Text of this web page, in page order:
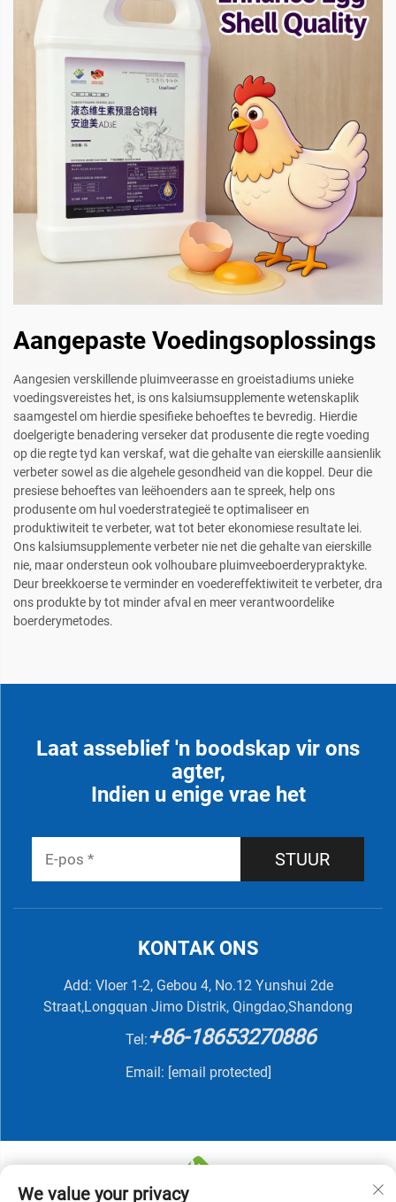
Aangepaste Voedingsoplossings
Aangesien verskillende pluimveerasse en groeistadiums unieke
voedingsvereistes het, is ons kalsiumsupplemente wetenskaplik
saamgestel om hierdie spesifieke behoeftes te bevredig. Hierdie
doelgerigte benadering verseker dat produsente die regte voeding
op die regte tyd kan verskaf, wat die gehalte van eierskille aansienlik
verbeter sowel as die algehele gesondheid van die koppel. Deur die
presiese behoeftes van leëhoenders aan te spreek, help ons
produsente om hul voederstrategieë te optimaliseer en
produktiwiteit te verbeter, wat tot beter ekonomiese resultate lei.
Ons kalsiumsupplemente verbeter nie net die gehalte van eierskille
nie, maar ondersteun ook volhoubare pluimveeboerderypraktyke.
Deur breekkoerse te verminder en voedereffektiwiteit te verbeter, dra
ons produkte by tot minder afval en meer verantwoordelike
boerderymetodes.
Laat asseblief 'n boodskap vir ons
agter,
Indien u enige vrae het
STUUR
KONTAK ONS
Add: Vloer 1-2, Gebou 4, No.12 Yunshui 2de
Straat,Longquan Jimo Distrik, Qingdao,Shandong
Tel:+86-18653270886
Email: [email protected]
We value your privacy